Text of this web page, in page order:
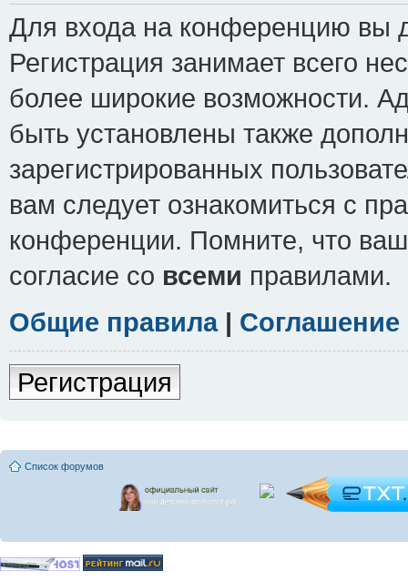
Для входа на конференцию вы
Регистрация занимает всего
более широкие возможности.
быть установлены также
зарегистрированных
вам следует ознакомиться с
конференции. Помните, что
согласие со всеми правилами.
Общие правила|
Регистрация
Список форумов